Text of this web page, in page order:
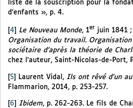
liste de la souscription pour la
d’enfants », p. 4.
4 Le Nouveau Monde, 1er juin 1841
Organisation du travail. Organisation
sociétaire d’après la théorie de
chez l’auteur, Saint-Nicolas-de-Port,
[5] Laurent Vidal, Ils ont rêvé d’un
Flammarion, 2014, p. 253-257.
6 Ibidem, p. 262-263. Le fils de